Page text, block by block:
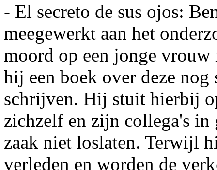
- El secreto de sus ojos:
meegewerkt aan het
moord op een jonge
hij een boek over deze nog
schrijven. Hij stuit hierbij
zichzelf en zijn collega's in
zaak niet loslaten. Terwijl
verleden en worden de